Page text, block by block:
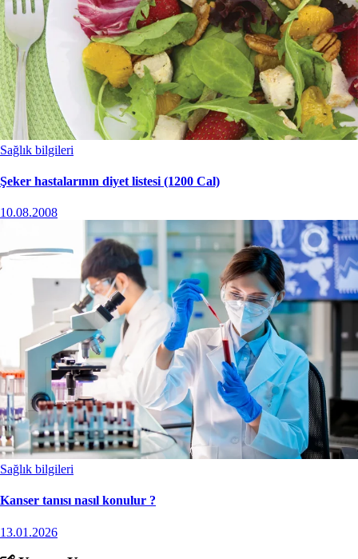
Sağlık bilgileri
Şeker hastalarının diyet listesi (1200 Cal)
10.08.2008
Sağlık bilgileri
Kanser tanısı nasıl konulur ?
13.01.2026